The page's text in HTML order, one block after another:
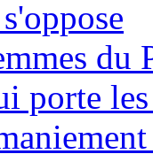
du
porte